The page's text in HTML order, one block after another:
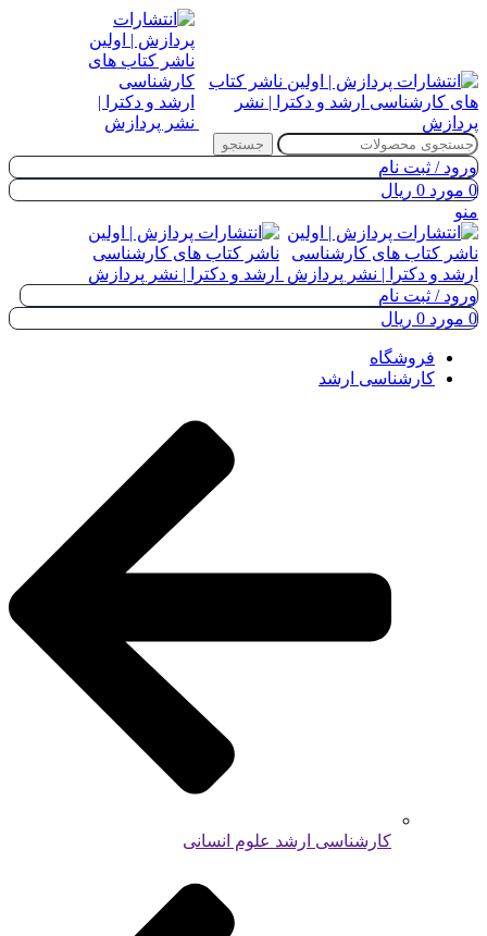
جستجو
ورود / ثبت نام
0 مورد 0 ریال
منو
ورود / ثبت نام
0 مورد 0 ریال
فروشگاه
کارشناسی ارشد
کارشناسی ارشد علوم انسانی